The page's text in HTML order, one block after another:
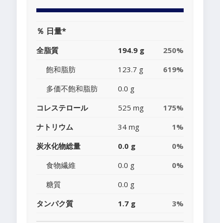
％ 日量*
全脂質 194.9 g
250%
飽和脂肪
123.7 g
619%
多価不飽和脂肪
0.0 g
コレステロール
525 mg
175%
ナトリウム
34 mg
1%
炭水化物総量
0.0 g
0%
食物繊維
0.0 g
0%
糖質
0.0 g
タンパク質
1.7 g 3%